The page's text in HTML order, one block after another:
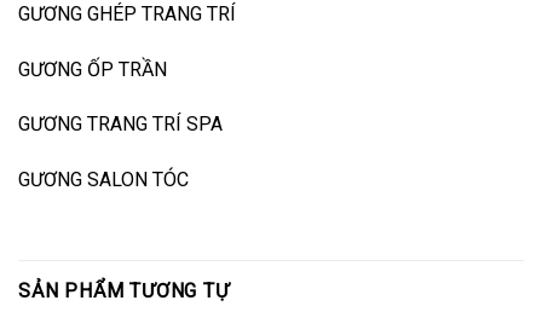
GƯƠNG GHÉP TRANG TRÍ
GƯƠNG ỐP TRẦN
GƯƠNG TRANG TRÍ SPA
GƯƠNG SALON TÓC
SẢN PHẨM TƯƠNG TỰ